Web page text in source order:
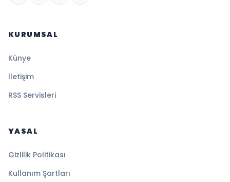
KURUMSAL
Künye
İletişim
RSS Servisleri
YASAL
Gizlilik Politikası
Kullanım Şartları